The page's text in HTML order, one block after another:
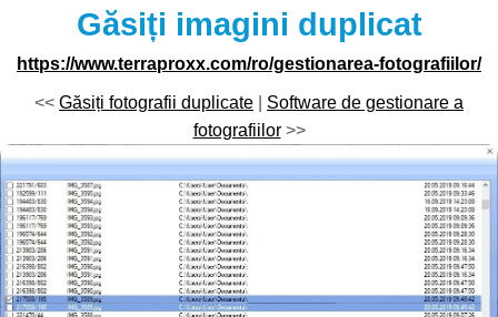
Găsiți imagini duplicat
https://www.terraproxx.com/ro/gestionarea-fotografiilor/
<< Găsiți fotografii duplicate
Software de gestionare a
fotografiilor>>